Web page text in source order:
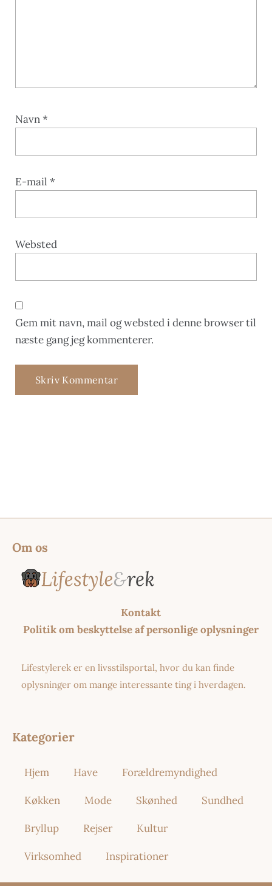
Navn*
E-mail *
Websted
Gem mit navn, mail og websted i denne browser til
næste gang jeg kommenterer.
Om os
Kontakt
Politik om beskyttelse af personlige oplysninger
Lifestylerek er en livsstilsportal, hvor du kan finde
oplysninger om mange interessante ting i hverdagen.
Kategorier
Hjem Have Forældremyndighed
Køkken Mode Skønhed Sundhed
Bryllup Rejser Kultur
Virksomhed Inspirationer